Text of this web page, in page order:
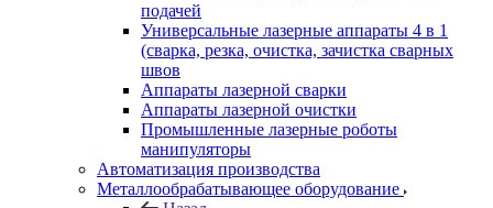
подачей
Универсальные лазерные аппараты 4 в 1
(сварка, резка, очистка, зачистка сварных
швов
Аппараты лазерной сварки
Аппараты лазерной очистки
Промышленные лазерные роботы
манипуляторы
Автоматизация производства
Металлообрабатывающее оборудование